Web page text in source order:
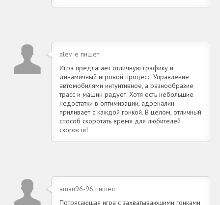
alev-e пишет:
Игра предлагает отличную графику и
динамичный игровой процесс. Управление
автомобилями интуитивное, а разнообразие
трасс и машин радует. Хотя есть небольшие
недостатки в оптимизации, адреналин
приливает с каждой гонкой. В целом, отличный
способ скоротать время для любителей
скорости!
aman96-96 пишет:
Потрясающая игра с захватывающими гонками